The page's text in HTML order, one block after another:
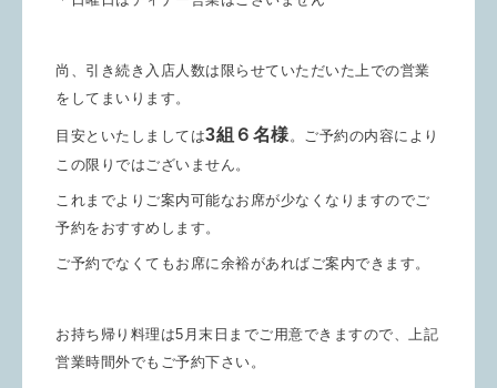
尚、引き続き入店人数は限らせていただいた上での営業
をしてまいります。
目安といたしましては3組６名様。ご予約の内容により
この限りではございません。
これまでよりご案内可能なお席が少なくなりますのでご
予約をおすすめします。
ご予約でなくてもお席に余裕があればご案内できます。
お持ち帰り料理は5月末日までご用意できますので、上記
営業時間外でもご予約下さい。